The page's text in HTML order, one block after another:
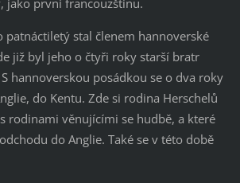
patnáctiletý stal členem hannoverské
již byl jeho o čtyři roky starší bratr
hannoverskou posádkou se o dva roky
do Kentu. Zde si rodina Herschelů
rodinami věnujícími se hudbě, a které
do Anglie. Také se v této době